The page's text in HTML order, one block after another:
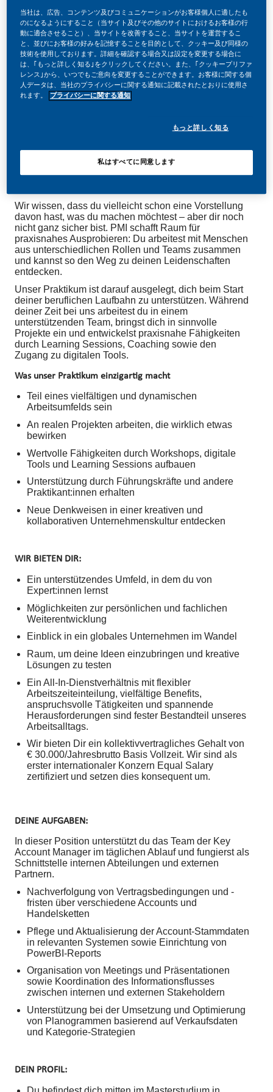
06/30/2026
- Ab 01.09.2026 für 6 Monate Vollzeit in Wien -
Bei Philip Morris International (PMI) bietet dir unser
Expert:innen zu lernen, an realen geschäftlichen
Herausforderungen zu arbeiten und Fähigkeiten
aufzubauen, die deine zukünftige Karriere unterstützen
Wir wissen, dass du vielleicht schon eine Vorstellung
davon hast, was du machen möchtest – aber dir noch
nicht ganz sicher bist. PMI schafft Raum für
praxisnahes Ausprobieren: Du arbeitest mit Menschen
aus unterschiedlichen Rollen und Teams zusammen
und kannst so den Weg zu deinen Leidenschaften
entdecken.
Unser Praktikum ist darauf ausgelegt, dich beim Start
deiner beruflichen Laufbahn zu unterstützen. Während
deiner Zeit bei uns arbeitest du in einem
unterstützenden Team, bringst dich in sinnvolle
Projekte ein und entwickelst praxisnahe Fähigkeiten
durch Learning Sessions, Coaching sowie den
Zugang zu digitalen Tools.
Was unser Praktikum einzigartig macht
Teil eines vielfältigen und dynamischen
Arbeitsumfelds sein
An realen Projekten arbeiten, die wirklich etwas
bewirken
Wertvolle Fähigkeiten durch Workshops, digitale
Tools und Learning Sessions aufbauen
Unterstützung durch Führungskräfte und andere
Praktikant:innen erhalten
Neue Denkweisen in einer kreativen und
kollaborativen Unternehmenskultur entdecken
WIR BIETEN DIR:
Ein unterstützendes Umfeld, in dem du von
Expert:innen lernst
Möglichkeiten zur persönlichen und fachlichen
Weiterentwicklung
Einblick in ein globales Unternehmen im Wandel
Raum, um deine Ideen einzubringen und kreative
Lösungen zu testen
Ein All-In-Dienstverhältnis mit flexibler
Arbeitszeiteinteilung, vielfältige Benefits,
anspruchsvolle Tätigkeiten und spannende
Herausforderungen sind fester Bestandteil unseres
Arbeitsalltags.
Wir bieten Dir ein kollektivvertragliches Gehalt von
€ 30.000/Jahresbrutto Basis Vollzeit. Wir sind als
erster internationaler Konzern Equal Salary
zertifiziert und setzen dies konsequent um.
DEINE AUFGABEN:
In dieser Position unterstützt du das Team der Key
Account Manager im täglichen Ablauf und fungierst als
Schnittstelle internen Abteilungen und externen
Partnern.
Nachverfolgung von Vertragsbedingungen und -
fristen über verschiedene Accounts und
Handelsketten
Pflege und Aktualisierung der Account-Stammdaten
in relevanten Systemen sowie Einrichtung von
PowerBI-Reports
Organisation von Meetings und Präsentationen
sowie Koordination des Informationsflusses
zwischen internen und externen Stakeholdern
Unterstützung bei der Umsetzung und Optimierung
von Planogrammen basierend auf Verkaufsdaten
und Kategorie-Strategien
DEIN PROFIL:
当社は、広告、コンテンツ及びコミュニケーションがお客様個人に適したも
のになるようにすること（当サイト及びその他のサイトにおけるお客様の行
動に適合させること）、当サイトを改善すること、当サイトを運営するこ
と、並びにお客様の好みを記憶することを目的として、クッキー及び同様の
技術を使用しております。詳細を確認する場合又は設定を変更する場合に
は、｢もっと詳しく知る｣をクリックしてください。また、｢クッキープリファ
レンス｣から、いつでもご意向を変更することができます。お客様に関する個
人データは、当社のプライバシーに関する通知に記載されたとおりに使用さ
れます。
プライバシーに関する通知
もっと詳しく知る
私はすべてに同意します